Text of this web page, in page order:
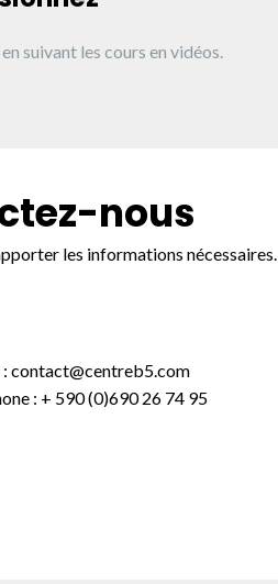
suivant les cours en vidéos.
nous
les informations nécessaires.
contact@centreb5.com
: + 590 (0)690 26 74 95